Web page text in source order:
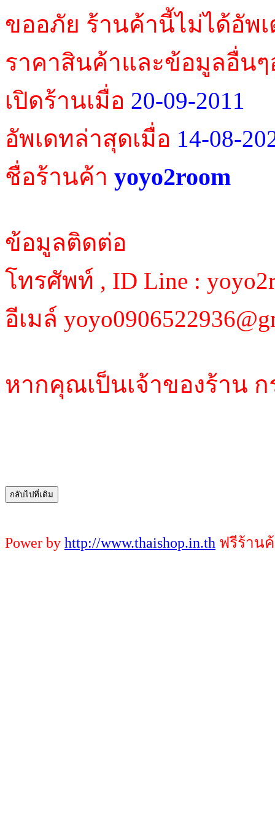
ขออภัย ร้านค้านี้ไม่ได้อัพ
ราคาสินค้าและข้อมูลอื่นๆ
เปิดร้านเมื่อ 20-09-2011
อัพเดทล่าสุดเมื่อ 14-08-
ชื่อร้านค้า yoyo2room
ข้อมูลติดต่อ
โทรศัพท์ , ID Line :
อีเมล์
หากคุณเป็นเจ้าของร้าน
Power by http://www.thaishop.in.th ฟรีร้าน